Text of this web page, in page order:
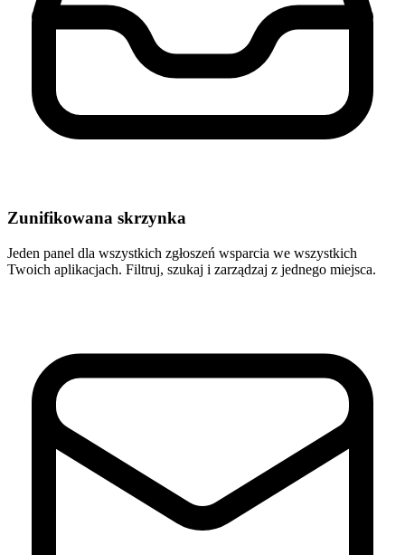
Zunifikowana skrzynka
Jeden panel dla wszystkich zgłoszeń wsparcia we wszystkich
Twoich aplikacjach. Filtruj, szukaj i zarządzaj z jednego miejsca.